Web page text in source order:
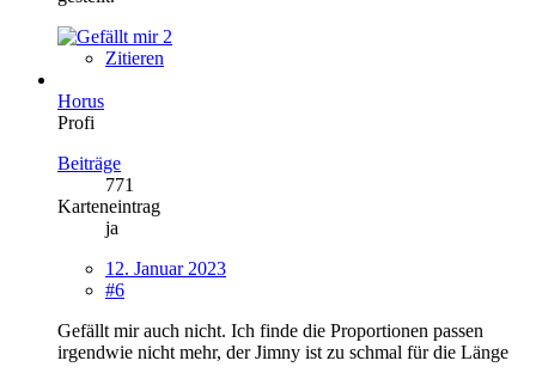
2
Zitieren
Horus
Profi
Beiträge
771
Karteneintrag
ja
12. Januar 2023
#6
Gefällt mir auch nicht. Ich finde die Proportionen passen
irgendwie nicht mehr, der Jimny ist zu schmal für die Länge